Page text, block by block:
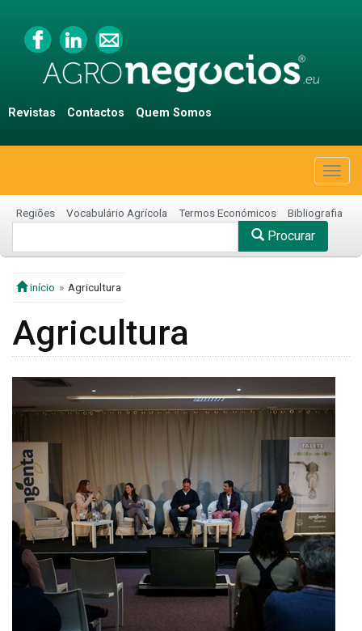
Revistas Contactos Quem Somos
Regiões Vocabulário Agrícola Termos Económicos Bibliografia
Procurar
início Agricultura
Agricultura